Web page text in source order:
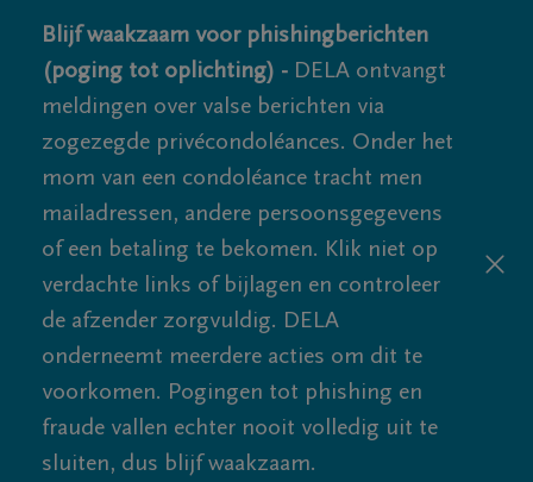
Blijf waakzaam voor phishingberichten
(poging tot oplichting) - DELA ontvangt
meldingen over valse berichten via
zogezegde privécondoléances. Onder het
mom van een condoléance tracht men
mailadressen, andere persoonsgegevens
of een betaling te bekomen. Klik niet op
verdachte links of bijlagen en controleer
de afzender zorgvuldig. DELA
onderneemt meerdere acties om dit te
voorkomen. Pogingen tot phishing en
fraude vallen echter nooit volledig uit te
sluiten, dus blijf waakzaam.